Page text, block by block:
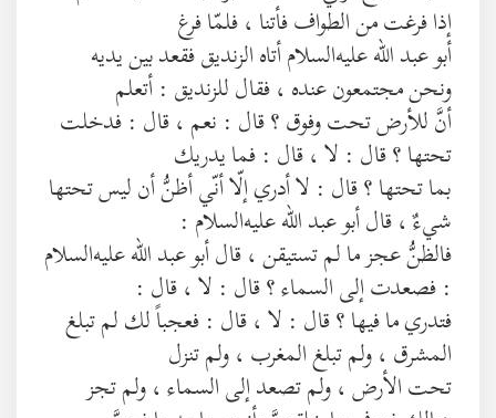
إذا فرغت من الطواف فأتنا ، فلمّا فرغ
أبو عبد الله عليه‌السلام أتاه الزنديق فقعد بين يديه
ونحن مجتمعون عنده ، فقال للزنديق : أتعلم
أنَّ للأرض تحت وفوق ؟ قال : نعم ، قال : فدخلت
تحتها ؟ قال : لا ، قال : فما يدريك
بما تحتها ؟ قال : لا أدري إلّا أنّي أظنُّ أن ليس تحتها
شيءٌ ، قال أبو عبد الله عليه‌السلام :
فالظنُّ عجز ما لم تستيقن ، قال أبو عبد الله عليه‌السلام
: فصعدت إلى السماء ؟ قال : لا ، قال :
فتدري ما فيها ؟ قال : لا ، قال : فعجباً لك لم تبلغ
المشرق ، ولم تبلغ المغرب ، ولم تنزل
تحت الأرض ، ولم تصعد إلى السماء ، ولم تجز